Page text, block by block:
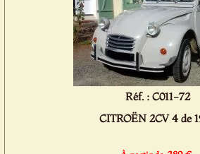
Réf. : C011-72
CITROËN 2CV 4 de